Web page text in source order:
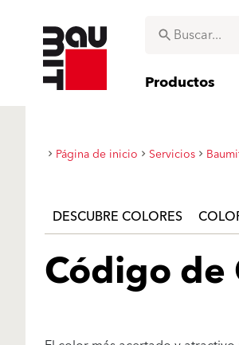
Productos
Página de inicio Servicios
DESCUBRE COLORES
Código de